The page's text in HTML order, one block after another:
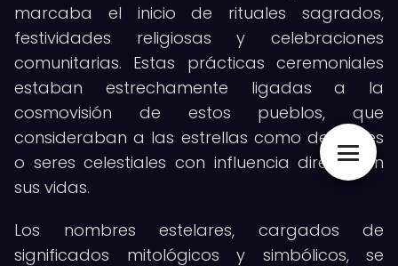
marcaba el inicio de rituales sagrados,
festividades religiosas y celebraciones
comunitarias. Estas prácticas ceremoniales
estaban estrechamente ligadas a la
cosmovisión de estos pueblos, que
consideraban a las estrellas como deidades
o seres celestiales con influencia directa en
sus vidas.
Los nombres estelares, cargados de
significados mitológicos y simbólicos, se